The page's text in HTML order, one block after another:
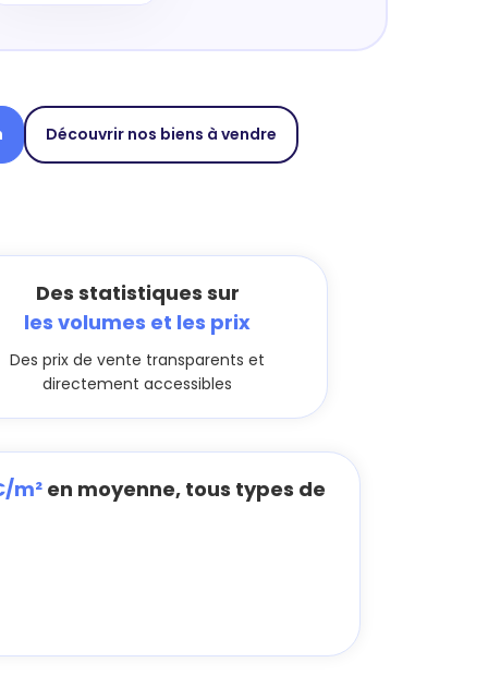
Découvrir nos biens à vendre
Des statistiques sur
les volumes et les prix
Des prix de vente transparents et
directement accessibles
m² en moyenne, tous types de